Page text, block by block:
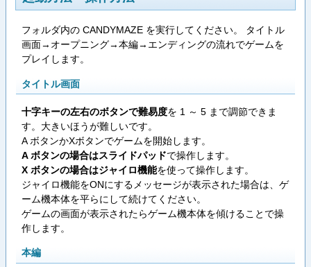
フォルダ内の CANDYMAZE を実行してください。 タイトル
画面→オープニング→本編→エンディングの流れでゲームを
プレイします。
タイトル画面
十字キーの左右のボタンで難易度を 1 ～ 5 まで調節できま
す。大きいほうが難しいです。
A ボタンかXボタンでゲームを開始します。
A ボタンの場合はスライドパッドで操作します。
X ボタンの場合はジャイロ機能を使って操作します。
ジャイロ機能をONにするメッセージが表示された場合は、ゲ
ーム機本体を平らにして続けてください。
ゲームの画面が表示されたらゲーム機本体を傾けることで操
作します。
本編